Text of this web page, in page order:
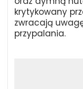
krytykowany
zwracają
przypalania.